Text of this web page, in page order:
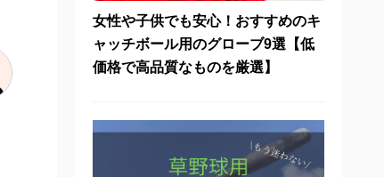
女性や子供でも安心！おすすめのキ
ャッチボール用のグローブ9選【低
価格で高品質なものを厳選】